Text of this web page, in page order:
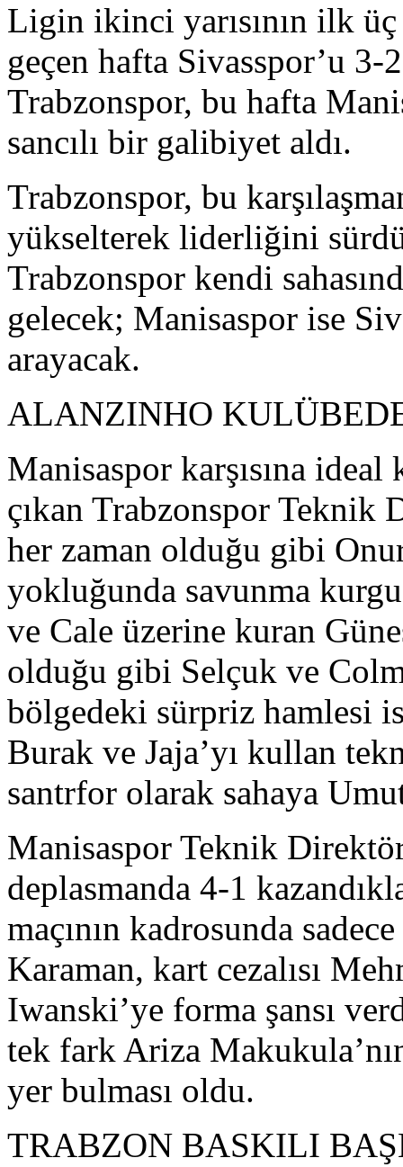
Ligin ikinci yarısının ilk
geçen hafta Sivasspor’u
Trabzonspor, bu hafta
sancılı bir galibiyet aldı.
Trabzonspor, bu
yükselterek liderliğini
Trabzonspor kendi
gelecek; Manisaspor ise
arayacak.
ALANZINHO
Manisaspor karşısına
çıkan Trabzonspor Teknik
her zaman olduğu gibi
yokluğunda savunma
ve Cale üzerine kuran
olduğu gibi Selçuk ve
bölgedeki sürpriz hamlesi
Burak ve Jaja’yı kullan
santrfor olarak sahaya
Manisaspor Teknik
deplasmanda 4-1
maçının kadrosunda
Karaman, kart cezalısı
Iwanski’ye forma şansı
tek fark Ariza
yer bulması oldu.
TRABZON BASKILI